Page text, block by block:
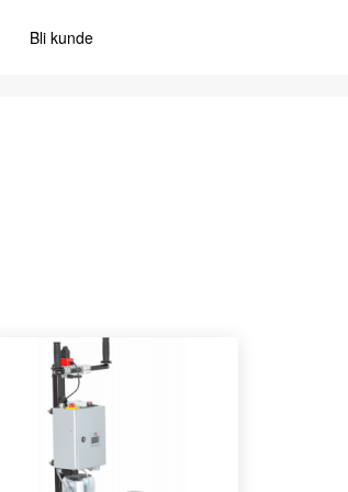
Bli kunde